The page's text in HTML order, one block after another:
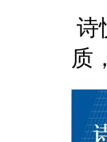
诗
质